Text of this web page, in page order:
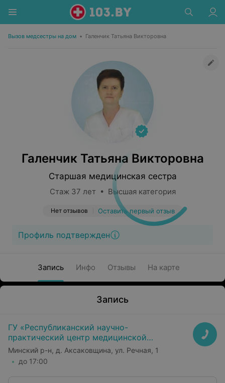
Вызов медсестры на дом • Галенчик Татьяна Викторовна
Галенчик Татьяна Викторовна
Старшая медицинская сестра
Стаж 37 лет • Высшая категория
Нет отзывов Оставить первый отзыв
Профиль подтвержден
Запись Инфо Отзывы На карте
Запись
ГУ «Республиканский научно-
практический центр медицинской
экспертизы и реабилитаци»
Минский р-н, д. Аксаковщина, ул. Речная, 1
до 17:00